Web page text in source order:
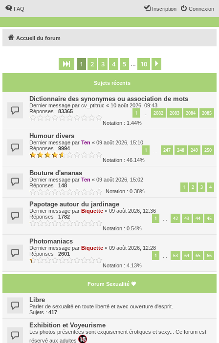
FAQ Connexion
Inscription
Accueil du forum
Page 1sur10
1 2 3 4 5 10
Sujets récents
Dictionnaire des synonymes ou association de mots
Dernier message par cv_ptitruc « 10 août 2026, 09:43
Réponses : 83365 1 2082 2083 2084 2085
Notation : 1.44%
Humour divers
Dernier message par Ten « 09 août 2026, 15:10
Réponses : 9994 1 247 248 249 250
Notation : 46.14%
Bouture d'ananas
Dernier message par Ten « 09 août 2026, 15:02
Réponses : 148 1 2 3 4
Notation : 0.38%
Papotage autour du jardinage
Dernier message par Biquette « 09 août 2026, 12:36
Réponses : 1782 1 42 43 44 45
Notation : 0.54%
Photomaniacs
Dernier message par Biquette « 09 août 2026, 12:28
Réponses : 2601 1 63 64 65 66
Notation : 4.13%
Forum Sexualité 💗
Libre
Parler de sexualité en toute liberté et avec ouverture d'esprit.
Sujets : 417
Exhibition et Voyeurisme
Les photos présentées sont exquisement érotiques et sexy... Ce forum est
réservé aux adultes